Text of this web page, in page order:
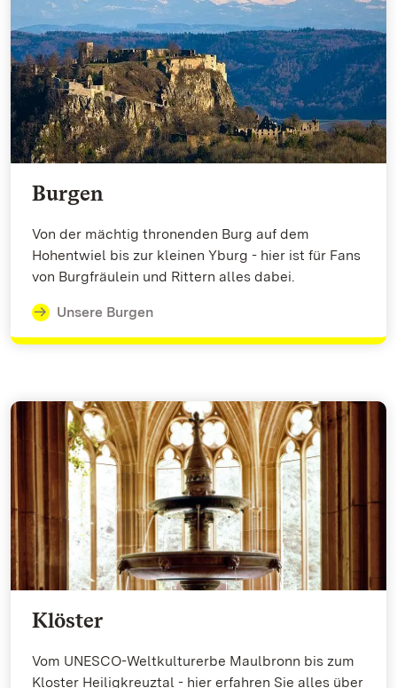
Burgen
Von der mächtig thronenden Burg auf dem
Hohentwiel bis zur kleinen Yburg - hier ist für Fans
von Burgfräulein und Rittern alles dabei.
Unsere Burgen
Klöster
Vom UNESCO-Weltkulturerbe Maulbronn bis zum
Kloster Heiligkreuztal - hier erfahren Sie alles über